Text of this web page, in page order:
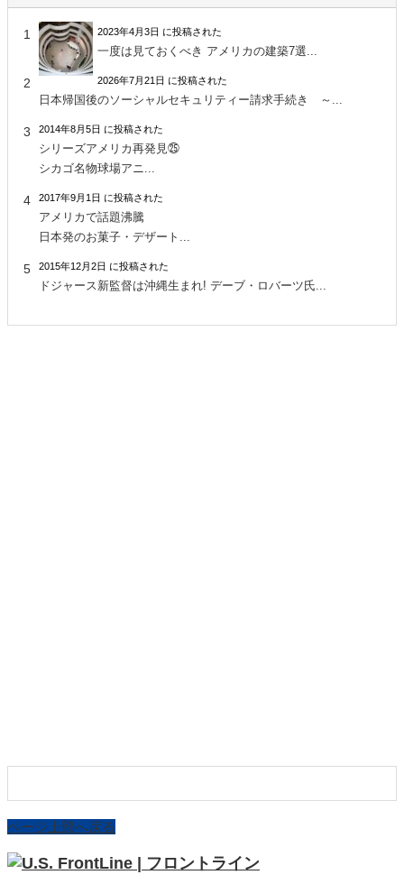
2023年4月3日 に投稿された
一度は見ておくべき アメリカの建築7選...
2026年7月21日 に投稿された
日本帰国後のソーシャルセキュリティー請求手続き ～...
2014年8月5日 に投稿された
シリーズアメリカ再発見㉕
シカゴ名物球場アニ...
2017年9月1日 に投稿された
アメリカで話題沸騰
日本発のお菓子・デザート...
2015年12月2日 に投稿された
ドジャース新監督は沖縄生まれ! デーブ・ロバーツ氏...
ページ上部へ戻る